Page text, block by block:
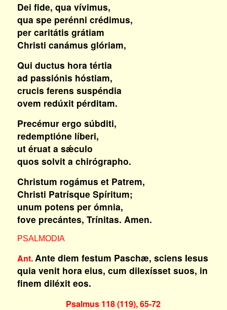
Dei fide, qua vívimus,
qua spe perénni crédimus,
per caritátis grátiam
Christi canámus glóriam,
Qui ductus hora tértia
ad passiónis hóstiam,
crucis ferens suspéndia
ovem redúxit pérditam.
Precémur ergo súbditi,
redemptióne líberi,
ut éruat a sǽculo
quos solvit a chirógrapho.
Christum rogámus et Patrem,
Christi Patrísque Spíritum;
unum potens per ómnia,
fove precántes, Trínitas. Amen.
PSALMODIA
Ant.Ante diem festum Paschæ, sciens Iesus
quia venit hora eius, cum dilexísset suos, in
finem diléxit eos.
Psalmus 118 (119), 65-72